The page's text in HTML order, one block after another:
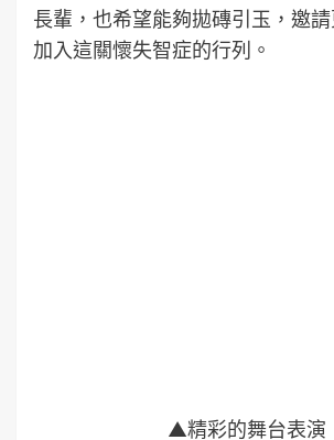
長輩，也希望能夠拋磚引玉，邀
加入這關懷失智症的行列。
篩檢、指紋按捺、飲食等100個攤